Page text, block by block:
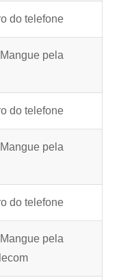
do telefone
pela
do telefone
pela
do telefone
pela